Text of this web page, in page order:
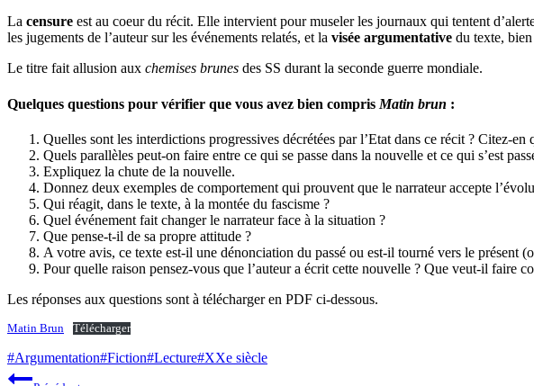
La censure est au coeur du récit. Elle intervient pour museler les journaux qui tentent
les jugements de l’auteur sur les événements relatés, et la visée argumentative du texte,
Le titre fait allusion aux chemises brunes des SS durant la seconde guerre mondiale.
Quelques questions pour vérifier que vous avez bien compris Matin brun :
Quelles sont les interdictions progressives décrétées par l’Etat dans ce récit ? Citez-en
Quels parallèles peut-on faire entre ce qui se passe dans la nouvelle et ce qui s’est
Expliquez la chute de la nouvelle.
Donnez deux exemples de comportement qui prouvent que le narrateur accepte
Qui réagit, dans le texte, à la montée du fascisme ?
Quel événement fait changer le narrateur face à la situation ?
Que pense-t-il de sa propre attitude ?
A votre avis, ce texte est-il une dénonciation du passé ou est-il tourné vers le présent
Pour quelle raison pensez-vous que l’auteur a écrit cette nouvelle ? Que veut-il faire
Les réponses aux questions sont à télécharger en PDF ci-dessous.
Matin Brun Télécharger
Étiquettes
de
#Argumentation#Fiction#Lecture#XXe siècle
Navigation